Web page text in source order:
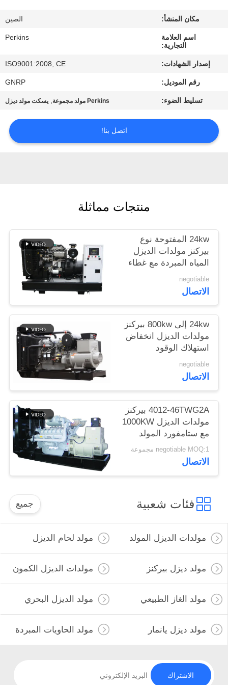
الجودة
اتصل
اطلب
اقتباس
مكان المنشأ: الصين
اسم العلامة
التجارية:
Perkins
إصدار الشهادات: ISO9001:2008, CE
رقم الموديل: GNRP
تسليط الضوء: Perkins مولد مجموعة , يسكت مولد ديزل
اتصل بنا!
منتجات مماثلة
24kw المفتوحة نوع
بيركنز مولدات الديزل
المياه المبردة مع غطاء
المبرد
negotiable
الاتصال
24kw إلى 800kw بيركنز
مولدات الديزل انخفاض
استهلاك الوقود
والضوضاء
negotiable
الاتصال
4012-46TWG2A بيركنز
مولدات الديزل 1000KW
مع ستامفورد المولد
negotiable MOQ:1 مجموعة
الاتصال
فئات شعبية جميع
مولدات الديزل المولد مولد لحام الديزل
مولد ديزل بيركنز مولدات الديزل الكمون
مولد الغاز الطبيعي مولد الديزل البحري
مولد ديزل يانمار مولد الحاويات المبردة
الاشتراك